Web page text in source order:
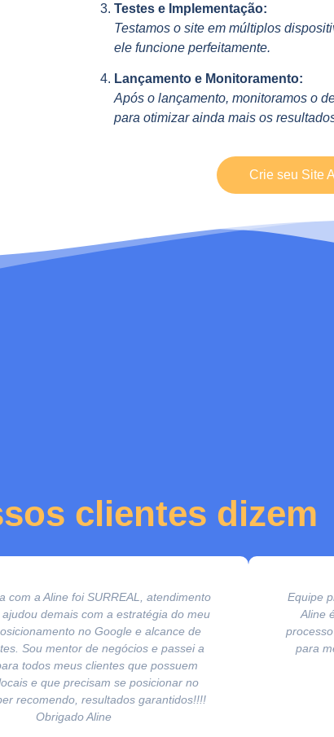
Testes e Implementação:
Testamos o site em múltiplos
ele funcione perfeitamente.
Lançamento e Monitoramento:
Após o lançamento, monitoramos o
para otimizar ainda mais os
Crie seu Site
clientes dizem
com a Aline foi SURREAL, atendimento
demais com a estratégia do meu
no Google e alcance de
Sou mentor de negócios e passei a
todos meus clientes que possuem
e que precisam se posicionar no
recomendo, resultados garantidos!!!!
Obrigado Aline
Equipe
Aline
para